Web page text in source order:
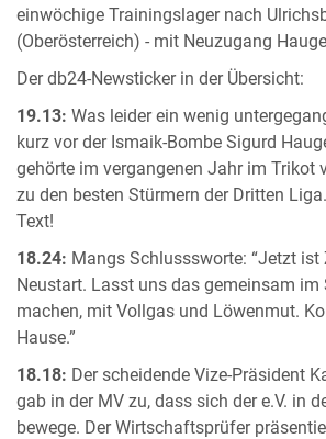
einwöchige Trainingslager nach
(Oberösterreich) - mit Neuzugang
Der db24-Newsticker in der Übersicht:
19.13: Was leider ein wenig
kurz vor der Ismaik-Bombe Sigurd
gehörte im vergangenen Jahr im Trikot
zu den besten Stürmern der Dritten Liga.
Text!
18.24: Mangs Schlusssworte: “Jetzt ist
Neustart. Lasst uns das gemeinsam im
machen, mit Vollgas und Löwenmut.
Hause.”
18.18: Der scheidende Vize-Präsident
gab in der MV zu, dass sich der e.V. in
bewege. Der Wirtschaftsprüfer